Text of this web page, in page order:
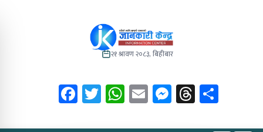
२१ श्रावण २०८३, बिहीबार
Facebook
Twitter
WhatsApp
EmailMessenger
Threads